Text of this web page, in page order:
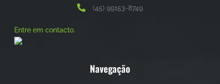
(45) 99153-8749
Entre em contacto.
Navegação